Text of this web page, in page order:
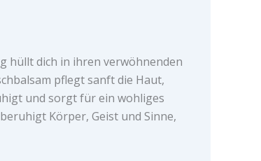
hüllt dich in ihren verwöhnenden
pflegt sanft die Haut,
und sorgt für ein wohliges
Körper, Geist und Sinne,